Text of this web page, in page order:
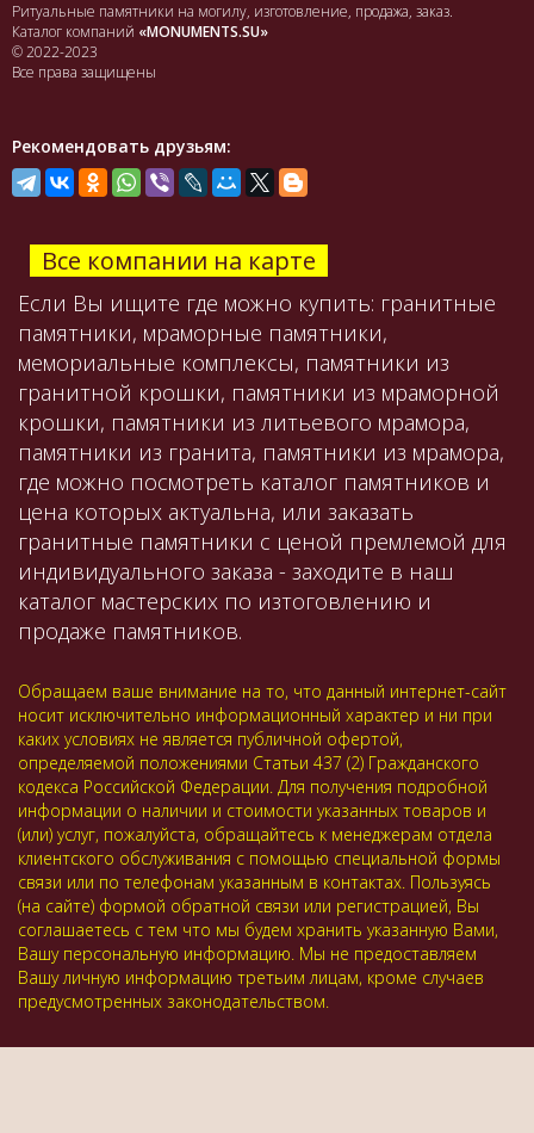
Ритуальные памятники на могилу, изготовление, продажа, заказ.
Каталог компаний «MONUMENTS.SU»
© 2022-2023
Все права защищены
Рекомендовать друзьям:
Все компании на карте
Если Вы ищите где можно купить: гранитные
памятники, мраморные памятники,
мемориальные комплексы, памятники из
гранитной крошки, памятники из мраморной
крошки, памятники из литьевого мрамора,
памятники из гранита, памятники из мрамора,
где можно посмотреть каталог памятников и
цена которых актуальна, или заказать
гранитные памятники с ценой премлемой для
индивидуального заказа - заходите в наш
каталог мастерских по изтоговлению и
продаже памятников.
Обращаем ваше внимание на то, что данный интернет-сайт
носит исключительно информационный характер и ни при
каких условиях не является публичной офертой,
определяемой положениями Статьи 437 (2) Гражданского
кодекса Российской Федерации. Для получения подробной
информации о наличии и стоимости указанных товаров и
(или) услуг, пожалуйста, обращайтесь к менеджерам отдела
клиентского обслуживания с помощью специальной формы
связи или по телефонам указанным в контактах. Пользуясь
(на сайте) формой обратной связи или регистрацией, Вы
соглашаетесь с тем что мы будем хранить указанную Вами,
Вашу персональную информацию. Мы не предоставляем
Вашу личную информацию третьим лицам, кроме случаев
предусмотренных законодательством.